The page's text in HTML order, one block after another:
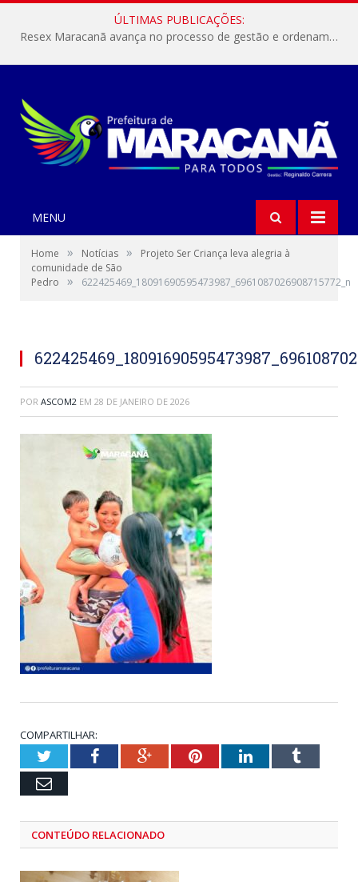
ÚLTIMAS PUBLICAÇÕES:
Resex Maracanã avança no processo de gestão e ordenamento do turismo em nossas áreas protegidas.
MENU
Home » Notícias »
Projeto Ser Criança leva alegria à
comunidade de São
Pedro
» 622425469_18091690595473987_6961087026908715772_n
POR ASCOM2 EM 28 DE JANEIRO DE 2026
COMPARTILHAR:
TwitterFacebookGoogle+PinterestLinkedInTumblr
Email
CONTEÚDO RELACIONADO